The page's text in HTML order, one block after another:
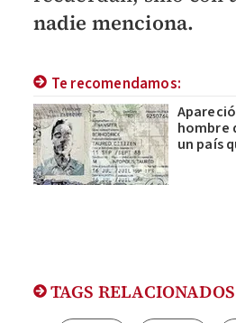
nadie menciona.
Te recomendamos:
hombre
un país
TAGS